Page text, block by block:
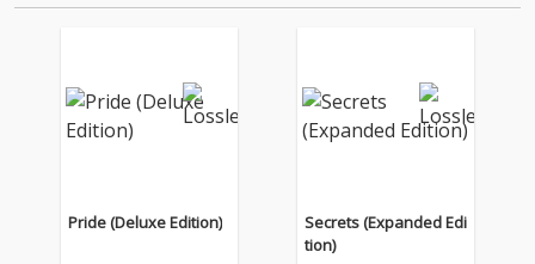
Pride (Deluxe Edition)
Secrets (Expanded Edi
tion)